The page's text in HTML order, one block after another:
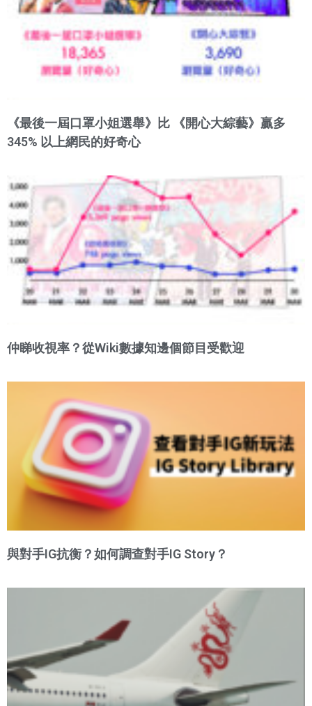
《最後一屆口罩小姐選舉》比 《開心大綜藝》贏多
345% 以上網民的好奇心
仲睇收視率？從Wiki數據知邊個節目受歡迎
與對手IG抗衡？如何調查對手IG Story？